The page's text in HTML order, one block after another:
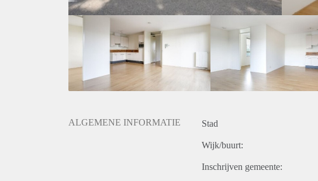
ALGEMENE INFORMATIE Stad
Wijk/buurt:
Inschrijven gemeente: